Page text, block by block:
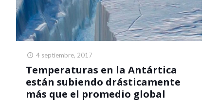
4 septiembre, 2017
Temperaturas en la Antártica
están subiendo drásticamente
más que el promedio global